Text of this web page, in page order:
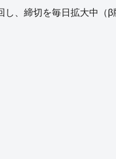
、締切を毎日拡大中（β